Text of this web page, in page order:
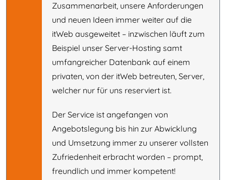
Zusammenarbeit, unsere Anforderungen
und neuen Ideen immer weiter auf die
itWeb ausgeweitet – inzwischen läuft zum
Beispiel unser Server-Hosting samt
umfangreicher Datenbank auf einem
privaten, von der itWeb betreuten, Server,
welcher nur für uns reserviert ist.
Der Service ist angefangen von
Angebotslegung bis hin zur Abwicklung
und Umsetzung immer zu unserer vollsten
Zufriedenheit erbracht worden – prompt,
freundlich und immer kompetent!